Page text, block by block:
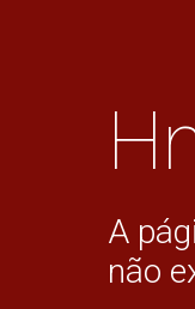
A
não